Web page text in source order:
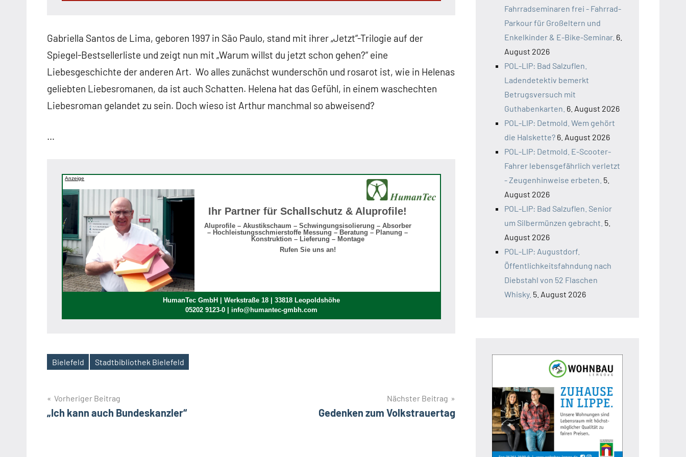
Gabriella Santos de Lima, geboren 1997 in São Paulo, stand mit ihrer „Jetzt“-Trilogie auf der
Spiegel-Bestsellerliste und zeigt nun mit „Warum willst du jetzt schon gehen?“ eine
Liebesgeschichte der anderen Art. Wo alles zunächst wunderschön und rosarot ist, wie in Helenas
geliebten Liebesromanen, da ist auch Schatten. Helena hat das Gefühl, in einem waschechten
Liebesroman gelandet zu sein. Doch wieso ist Arthur manchmal so abweisend?
…
Anzeige
Ihr Partner für Schallschutz & Aluprofile!
Aluprofile – Akustikschaum – Schwingungsisolierung – Absorber
– Hochleistungsschmierstoffe Messung – Beratung – Planung –
Konstruktion – Lieferung – Montage
Rufen Sie uns an!
HumanTec GmbH | Werkstraße 18 | 33818 Leopoldshöhe
05202 9123-0 | info@humantec-gmbh.com
Schlagwörter
Bielefeld Stadtbibliothek Bielefeld
Beitragsnavigation
Vorheriger Beitrag
„Ich kann auch Bundeskanzler“
Nächster Beitrag
Gedenken zum Volkstrauertag
Fahrradseminaren frei - Fahrrad-
Parkour für Großeltern und
Enkelkinder & E-Bike-Seminar. 6.
August 2026
POL-LIP: Bad Salzuflen.
Ladendetektiv bemerkt
Betrugsversuch mit
Guthabenkarten. 6. August 2026
POL-LIP: Detmold. Wem gehört
die Halskette? 6. August 2026
POL-LIP: Detmold. E-Scooter-
Fahrer lebensgefährlich verletzt
- Zeugenhinweise erbeten. 5.
August 2026
POL-LIP: Bad Salzuflen. Senior
um Silbermünzen gebracht. 5.
August 2026
POL-LIP: Augustdorf.
Öffentlichkeitsfahndung nach
Diebstahl von 52 Flaschen
Whisky. 5. August 2026